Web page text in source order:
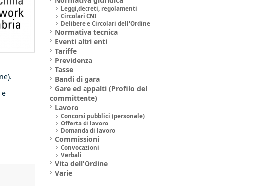
e
Leggi,decreti, regolamenti
Circolari CNI
Delibere e Circolari dell'Ordine
Normativa tecnica
Eventi altri enti
Tariffe
Previdenza
Tasse
Bandi di gara
Gare ed appalti (Profilo del
committente)
Lavoro
Concorsi pubblici (personale)
Offerta di lavoro
Domanda di lavoro
Commissioni
Convocazioni
Verbali
Vita dell'Ordine
Varie